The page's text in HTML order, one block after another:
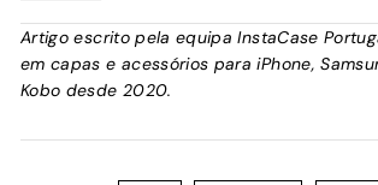
Artigo escrito pela equipa InstaCase
em capas e acessórios para iPhone,
Kobo desde 2020.